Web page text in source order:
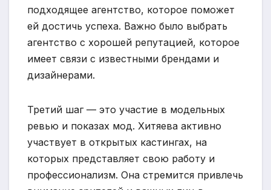
подходящее агентство, которое поможет
ей достичь успеха. Важно было выбрать
агентство с хорошей репутацией, которое
имеет связи с известными брендами и
дизайнерами.
Третий шаг — это участие в модельных
ревью и показах мод. Хитяева активно
участвует в открытых кастингах, на
которых представляет свою работу и
профессионализм. Она стремится привлечь